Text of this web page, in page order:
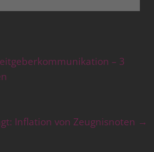
– 3
Inflation von Zeugnisnoten →